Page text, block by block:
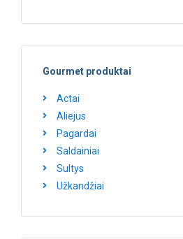
Gourmet produktai
Actai
Aliejus
Pagardai
Saldainiai
Sultys
Užkandžiai